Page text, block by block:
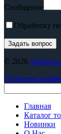
Сообщение
Обработку
© 2026
Политика
Главная
Каталог
Новинки